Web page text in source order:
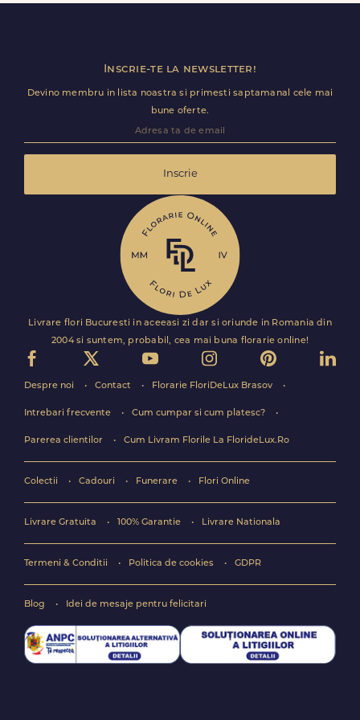
disponibile. Florile sunt livrate rapid, direct de curierii
Inscrie-te la newsletter!
Devino membru in lista noastra si primesti saptamanal cele mai
bune oferte.
Inscrie
Livrare flori Bucuresti in aceeasi zi dar si oriunde in Romania din
2004 si suntem, probabil, cea mai buna florarie online!
Despre noi Contact Florarie FloriDeLux Brasov
Intrebari frecvente Cum cumpar si cum platesc?
Parerea clientilor Cum Livram Florile La FlorideLux.Ro
Colectii Cadouri Funerare Flori Online
Livrare Gratuita 100% Garantie Livrare Nationala
Termeni & Conditii Politica de cookies GDPR
Blog Idei de mesaje pentru felicitari